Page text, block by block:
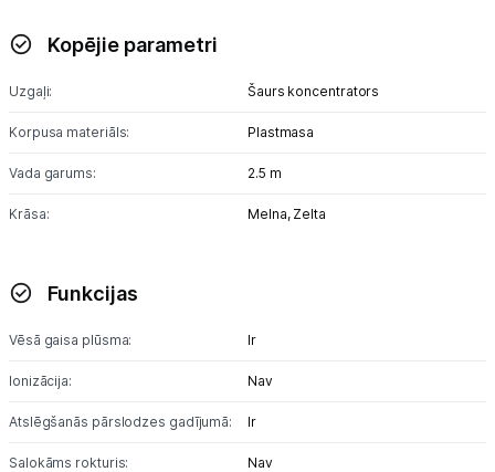
Vēlmju saraksts
Piegāde un apmaksa
Uzņēmumiem
Tet pakalpojumi
Kontakti
Kopējie parametri
Uzgaļi: Šaurs koncentrators
Korpusa materiāls: Plastmasa
Vada garums: 2.5 m
Krāsa: Melna, Zelta
Funkcijas
Vēsā gaisa plūsma: Ir
Ionizācija: Nav
Atslēgšanās pārslodzes gadījumā: Ir
Salokāms rokturis: Nav